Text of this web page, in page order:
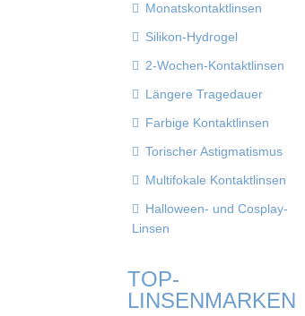
Monatskontaktlinsen
Silikon-Hydrogel
2-Wochen-Kontaktlinsen
Längere Tragedauer
Farbige Kontaktlinsen
Torischer Astigmatismus
Multifokale Kontaktlinsen
Halloween- und Cosplay-
Linsen
TOP-
LINSENMARKEN